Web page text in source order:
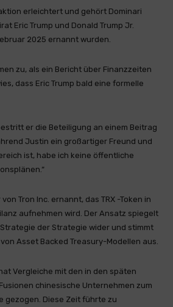
erleichtert und gehört Dominari
Eric Trump und Donald Trump Jr.
2025 ernannt wurden.
zu, als ein Bericht über Finanzzeiten
dass Eric Trump bald eine formelle
er die Beteiligung an einem Beitrag
Justin ein großartiger Freund und
ist, habe ich keine öffentliche
Tron Inc. ernannt, das TRX -Token in
aufnehmen wird. Der Ansatz spiegelt
der Strategie wider und stimmt
Asset Backed Treasury-Modellen aus.
Vergleiche mit den in den späten
chinesische Unternehmen zum
gezogen. Diese Zeit führte zu